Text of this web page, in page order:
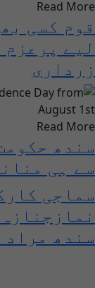
Read More
قوم کسی
لیے
زرداری
Read More
سندھ
سے ہی
سماجی
سندھ